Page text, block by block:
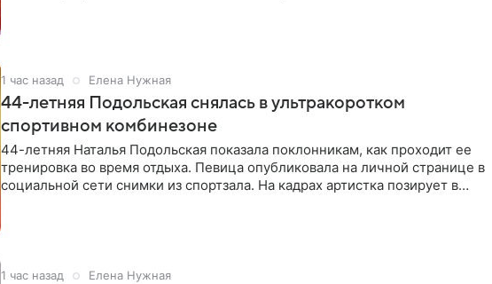
1 час назад Елена Нужная
44-летняя Подольская снялась в ультракоротком
спортивном комбинезоне
44-летняя Наталья Подольская показала поклонникам, как проходит ее
тренировка во время отдыха. Певица опубликовала на личной странице в
социальной сети снимки из спортзала. На кадрах артистка позирует в
1 час назад Елена Нужная